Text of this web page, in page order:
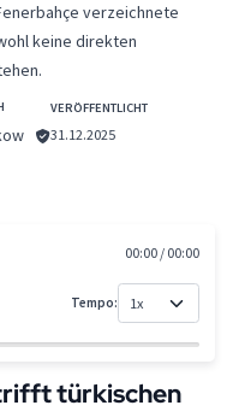
verzeichnete
keine direkten
VERÖFFENTLICHT
31.12.2025
00:00 / 00:00
Tempo:
türkischen